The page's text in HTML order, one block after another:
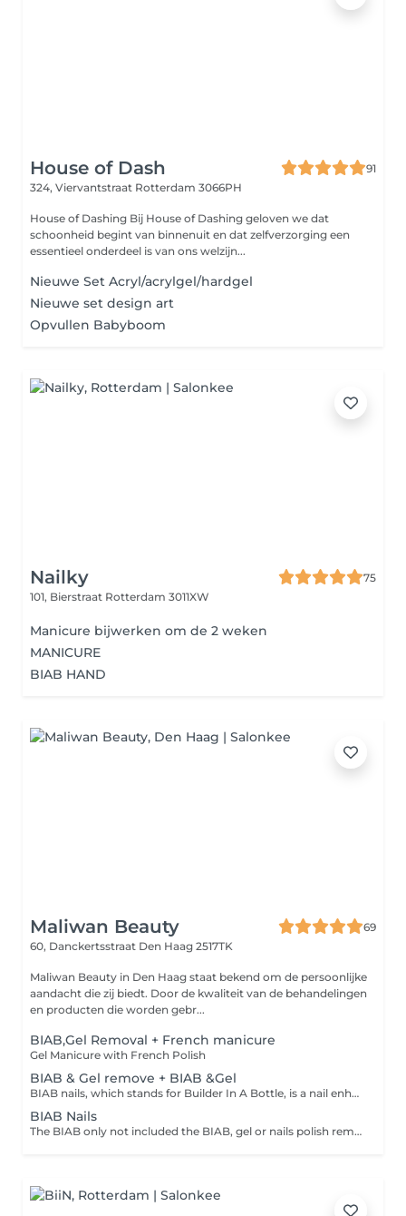
House of Dash
91
324, Viervantstraat Rotterdam 3066PH
House of Dashing Bij House of Dashing geloven we dat
schoonheid begint van binnenuit en dat zelfverzorging een
essentieel onderdeel is van ons welzijn...
Nieuwe Set Acryl/acrylgel/hardgel
Nieuwe set design art
Opvullen Babyboom
Nailky
75
101, Bierstraat Rotterdam 3011XW
Manicure bijwerken om de 2 weken
MANICURE
BIAB HAND
Maliwan Beauty
69
60, Danckertsstraat Den Haag 2517TK
Maliwan Beauty in Den Haag staat bekend om de persoonlijke
aandacht die zij biedt. Door de kwaliteit van de behandelingen
en producten die worden gebr...
BIAB,Gel Removal + French manicure
Gel Manicure with French Polish
BIAB & Gel remove + BIAB &Gel
BIAB nails, which stands for Builder In A Bottle, is a nail enhancement technique in which a gel is applied on the nails, in order to strengthen and usually add length to them, although it can also be used as an overlay. This gel, as opposed to traditional builder gel, comes in a small bottle and is applied similarly to traditional nail polish, adding extra layers for added thickness, which in turn protects the natural nails as they grow stronger.
BIAB Nails
The BIAB only not included the BIAB, gel or nails polish removal.